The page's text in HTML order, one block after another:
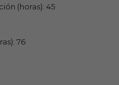
(horas): 45
76